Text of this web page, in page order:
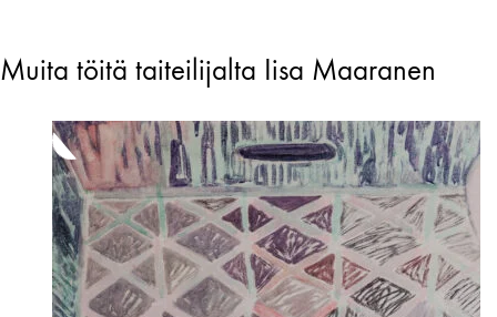
Muita töitä taiteilijalta Iisa Maaranen